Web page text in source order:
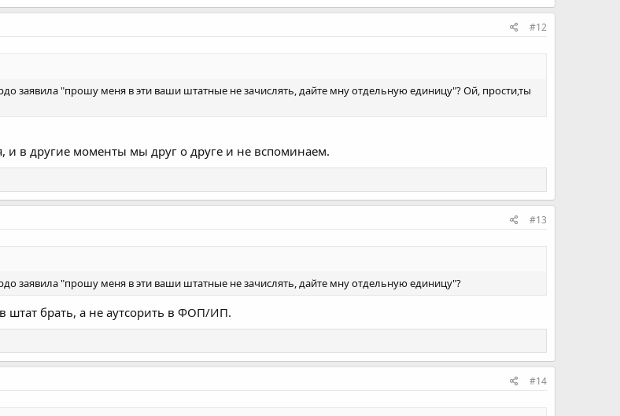
#12
заявила "прошу меня в эти ваши штатные не зачислять, дайте мну отдельную единицу"? Ой, прости,ты
в другие моменты мы друг о друге и не вспоминаем.
#13
заявила "прошу меня в эти ваши штатные не зачислять, дайте мну отдельную единицу"?
штат брать, а не аутсорить в ФОП/ИП.
#14